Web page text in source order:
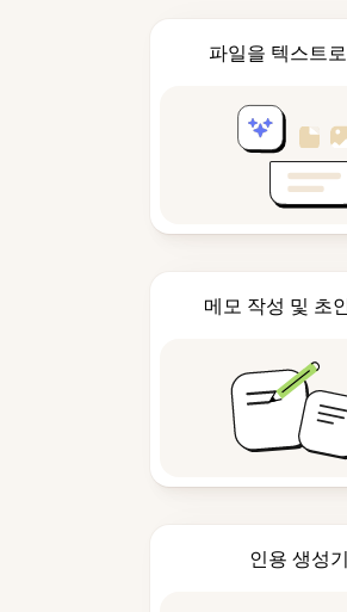
파일을 텍스트
메모 작성 및 초
인용 생성기